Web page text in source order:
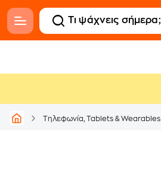
Τηλεφωνία, Tablets & Wearables